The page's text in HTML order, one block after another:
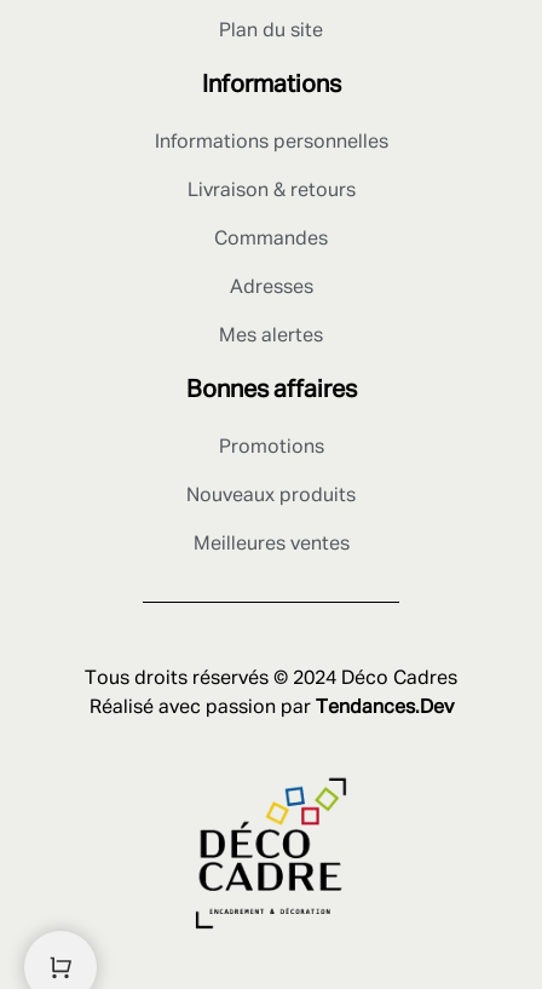
Plan du site
Informations
Informations personnelles
Livraison & retours
Commandes
Adresses
Mes alertes
Bonnes affaires
Promotions
Nouveaux produits
Meilleures ventes
Tous droits réservés © 2024 Déco Cadres
Réalisé avec passion par
Tendances.Dev